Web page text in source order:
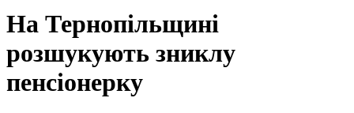
На Тернопільщині
розшукують зниклу
пенсіонерку